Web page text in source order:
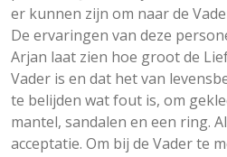
er kunnen zijn om naar de
De ervaringen van deze
Arjan laat zien hoe groot de
Vader is en dat het van
te belijden wat fout is, om
mantel, sandalen en een ring.
acceptatie. Om bij de Vader te